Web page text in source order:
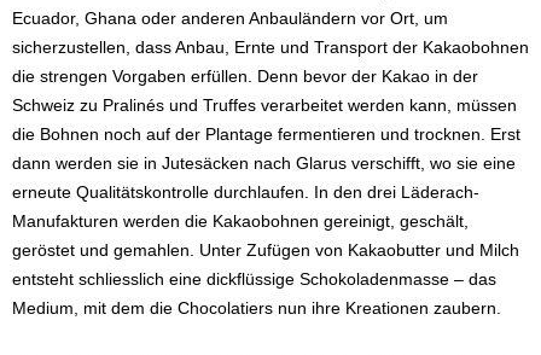
Ecuador, Ghana oder anderen Anbauländern vor Ort, um
sicherzustellen, dass Anbau, Ernte und Transport der Kakaobohnen
die strengen Vorgaben erfüllen. Denn bevor der Kakao in der
Schweiz zu Pralinés und Truffes verarbeitet werden kann, müssen
die Bohnen noch auf der Plantage fermentieren und trocknen. Erst
dann werden sie in Jutesäcken nach Glarus verschifft, wo sie eine
erneute Qualitätskontrolle durchlaufen. In den drei Läderach-
Manufakturen werden die Kakaobohnen gereinigt, geschält,
geröstet und gemahlen. Unter Zufügen von Kakaobutter und Milch
entsteht schliesslich eine dickflüssige Schokoladenmasse – das
Medium, mit dem die Chocolatiers nun ihre Kreationen zaubern.